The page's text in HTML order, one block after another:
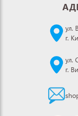
ул.
г.
ул.
г.